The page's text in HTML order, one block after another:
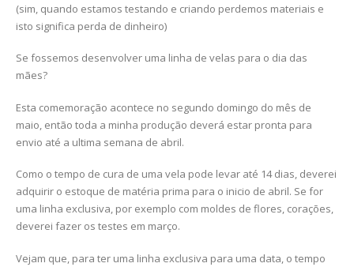
(sim, quando estamos testando e criando perdemos materiais e
isto significa perda de dinheiro)
Se fossemos desenvolver uma linha de velas para o dia das
mães?
Esta comemoração acontece no segundo domingo do mês de
maio, então toda a minha produção deverá estar pronta para
envio até a ultima semana de abril.
Como o tempo de cura de uma vela pode levar até 14 dias, deverei
adquirir o estoque de matéria prima para o inicio de abril. Se for
uma linha exclusiva, por exemplo com moldes de flores, corações,
deverei fazer os testes em março.
Vejam que, para ter uma linha exclusiva para uma data, o tempo